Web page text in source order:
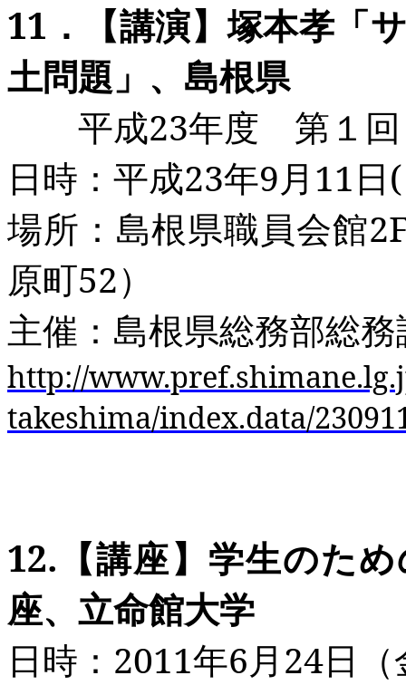
11 ．【講演】塚本孝「
土問題」、島根県
平成23年度 第１
日時：平成23年9月11日(
場所：島根県職員会館
原町52）
主催：島根県総務部総
http://
takeshima/index.data/
12. 【講座】学生のた
座、立命館大学
日時： 2011年6月24日